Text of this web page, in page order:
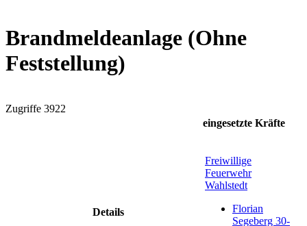
Brandmeldeanlage (Ohne
Feststellung)
Zugriffe 3922
Details
eingesetzte Kräfte
Freiwillige
Feuerwehr
Wahlstedt
Florian
Segeberg 30-